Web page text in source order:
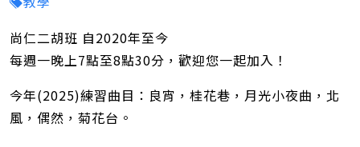
尚仁二胡班 自2020年至今
每週一晚上7點至8點30分，歡迎您一起加入！
今年(2025)練習曲目：良宵，桂花巷，月光小夜曲，北
風，偶然，菊花台。